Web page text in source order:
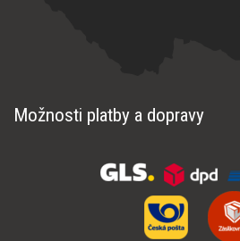
Možnosti platby a dopravy